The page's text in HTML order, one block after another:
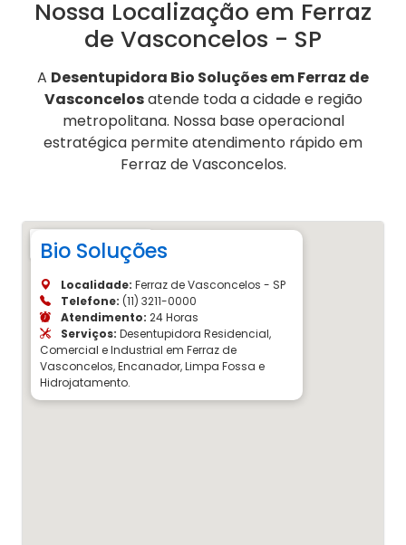
Nossa Localização em Ferraz
de Vasconcelos - SP
A Desentupidora Bio Soluções em Ferraz de
Vasconcelosatende toda a cidade e região
metropolitana. Nossa base operacional
estratégica permite atendimento rápido em
Ferraz de Vasconcelos.
Bio Soluções
Localidade: Ferraz de Vasconcelos - SP
Telefone: (11) 3211-0000
Atendimento: 24 Horas
Serviços: Desentupidora Residencial,
Comercial e Industrial em Ferraz de
Vasconcelos, Encanador, Limpa Fossa e
Hidrojatamento.